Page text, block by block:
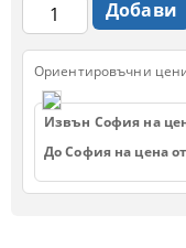
Ориентировъчни
Извън София на
До София на цена от